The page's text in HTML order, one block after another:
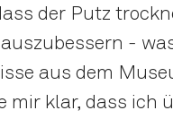
der Putz
-
aus dem
mir klar, dass ich